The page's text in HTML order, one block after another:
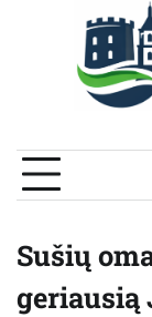
Sušių
geriausią